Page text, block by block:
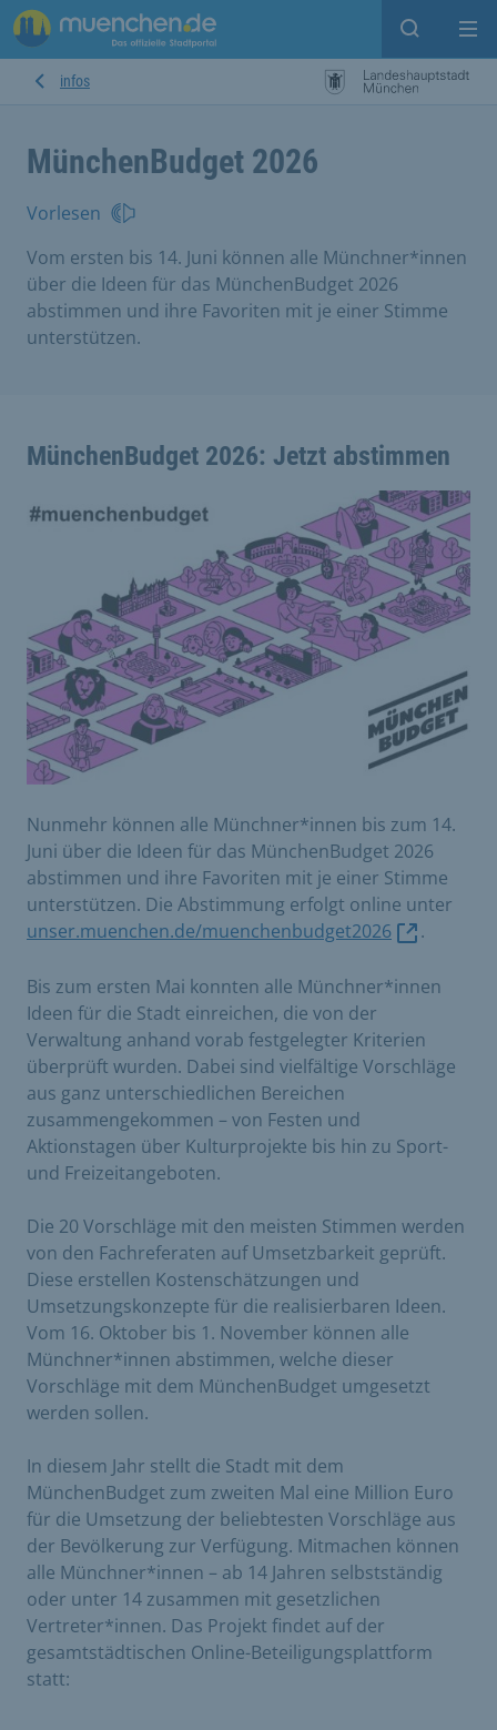
Open
infos
MünchenBudget 2026
Vorlesen
Vom ersten bis 14. Juni können alle Münchner*innen
über die Ideen für das MünchenBudget 2026
abstimmen und ihre Favoriten mit je einer Stimme
unterstützen.
MünchenBudget 2026: Jetzt abstimmen
Nunmehr können alle Münchner*innen bis zum 14.
Juni über die Ideen für das MünchenBudget 2026
abstimmen und ihre Favoriten mit je einer Stimme
unterstützen. Die Abstimmung erfolgt online unter
unser.muenchen.de/muenchenbudget2026
.
Bis zum ersten Mai konnten alle Münchner*innen
Ideen für die Stadt einreichen, die von der
Verwaltung anhand vorab festgelegter Kriterien
überprüft wurden. Dabei sind vielfältige Vorschläge
aus ganz unterschiedlichen Bereichen
zusammengekommen – von Festen und
Aktionstagen über Kulturprojekte bis hin zu Sport-
und Freizeitangeboten.
Die 20 Vorschläge mit den meisten Stimmen werden
von den Fachreferaten auf Umsetzbarkeit geprüft.
Diese erstellen Kostenschätzungen und
Umsetzungskonzepte für die realisierbaren Ideen.
Vom 16. Oktober bis 1. November können alle
Münchner*innen abstimmen, welche dieser
Vorschläge mit dem MünchenBudget umgesetzt
werden sollen.
In diesem Jahr stellt die Stadt mit dem
MünchenBudget zum zweiten Mal eine Million Euro
für die Umsetzung der beliebtesten Vorschläge aus
der Bevölkerung zur Verfügung. Mitmachen können
alle Münchner*innen – ab 14 Jahren selbstständig
oder unter 14 zusammen mit gesetzlichen
Vertreter*innen. Das Projekt findet auf der
gesamtstädtischen Online-Beteiligungsplattform
statt: